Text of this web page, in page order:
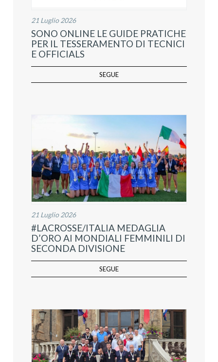
21 Luglio 2026
SONO ONLINE LE GUIDE PRATICHE
PER IL TESSERAMENTO DI TECNICI
E OFFICIALS
SEGUE
21 Luglio 2026
#LACROSSE/ITALIA MEDAGLIA
D’ORO AI MONDIALI FEMMINILI DI
SECONDA DIVISIONE
SEGUE